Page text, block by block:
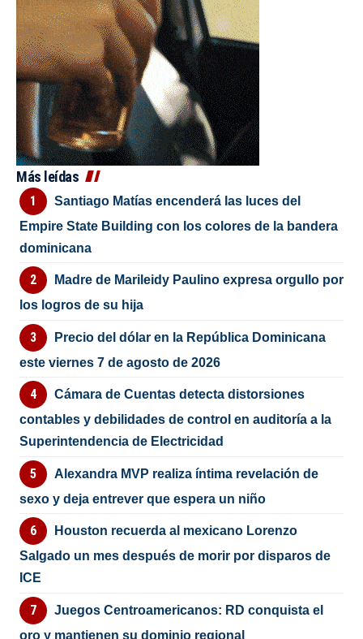
Más leídas
Santiago Matías encenderá las luces del
Empire State Building con los colores de la bandera
dominicana
Madre de Marileidy Paulino expresa orgullo por
los logros de su hija
Precio del dólar en la República Dominicana
este viernes 7 de agosto de 2026
Cámara de Cuentas detecta distorsiones
contables y debilidades de control en auditoría a la
Superintendencia de Electricidad
Alexandra MVP realiza íntima revelación de
sexo y deja entrever que espera un niño
Houston recuerda al mexicano Lorenzo
Salgado un mes después de morir por disparos de
ICE
Juegos Centroamericanos: RD conquista el
oro y mantienen su dominio regional